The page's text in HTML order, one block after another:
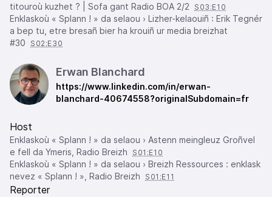
titouroù kuzhet ? | Sofa gant Radio BOA 2/2
S03:E10
Enklaskoù « Splann ! » da selaou › Lizher-kelaouiñ : Erik Tegnér
a bep tu, etre bresañ bier ha krouiñ ur media breizhat
#30
S02:E30
Erwan Blanchard
https://www.linkedin.com/in/erwan-
blanchard-40674558?originalSubdomain=fr
Host
Enklaskoù « Splann ! » da selaou › Astenn meingleuz Groñvel
e fell da Ymeris, Radio Breizh
S01:E10
Enklaskoù « Splann ! » da selaou › Breizh Ressources : enklask
nevez « Splann ! », Radio Breizh
S01:E11
Reporter